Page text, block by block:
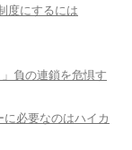
度にするには
負の連鎖を危惧す
必要なのはハイカ